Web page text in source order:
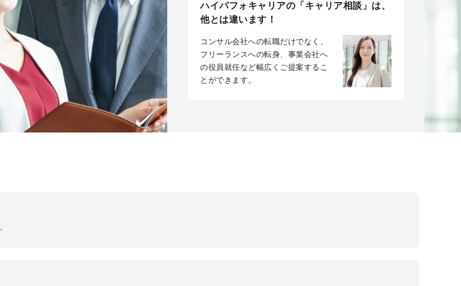
ハイパフォキャリアの「キャリア相談」は、
他とは違います！
コンサル会社への転職だけでなく、
フリーランスへの転身、事業会社へ
の役員就任など幅広くご提案するこ
とができます。